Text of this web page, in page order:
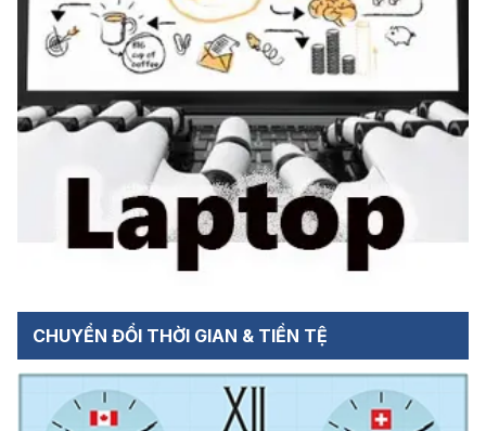
CHUYỂN ĐỔI THỜI GIAN & TIỀN TỆ